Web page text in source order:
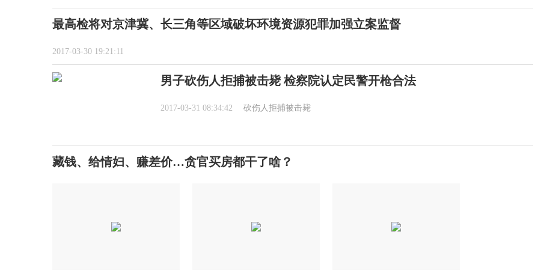
最高检将对京津冀、长三角等区域破坏环境资源犯罪加强立案监督
2017-03-30 19:21:11
男子砍伤人拒捕被击毙 检察院认定民警开枪合法
2017-03-31 08:34:42 砍伤人拒捕被击毙
藏钱、给情妇、赚差价…贪官买房都干了啥？